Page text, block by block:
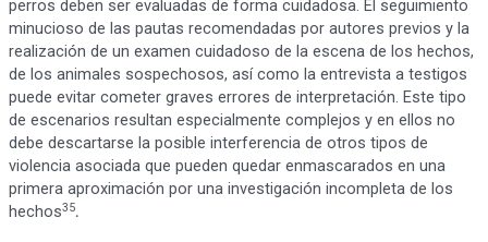
perros deben ser evaluadas de forma cuidadosa. El seguimiento
minucioso de las pautas recomendadas por autores previos y la
realización de un examen cuidadoso de la escena de los hechos,
de los animales sospechosos, así como la entrevista a testigos
puede evitar cometer graves errores de interpretación. Este tipo
de escenarios resultan especialmente complejos y en ellos no
debe descartarse la posible interferencia de otros tipos de
violencia asociada que pueden quedar enmascarados en una
primera aproximación por una investigación incompleta de los
hechos35.